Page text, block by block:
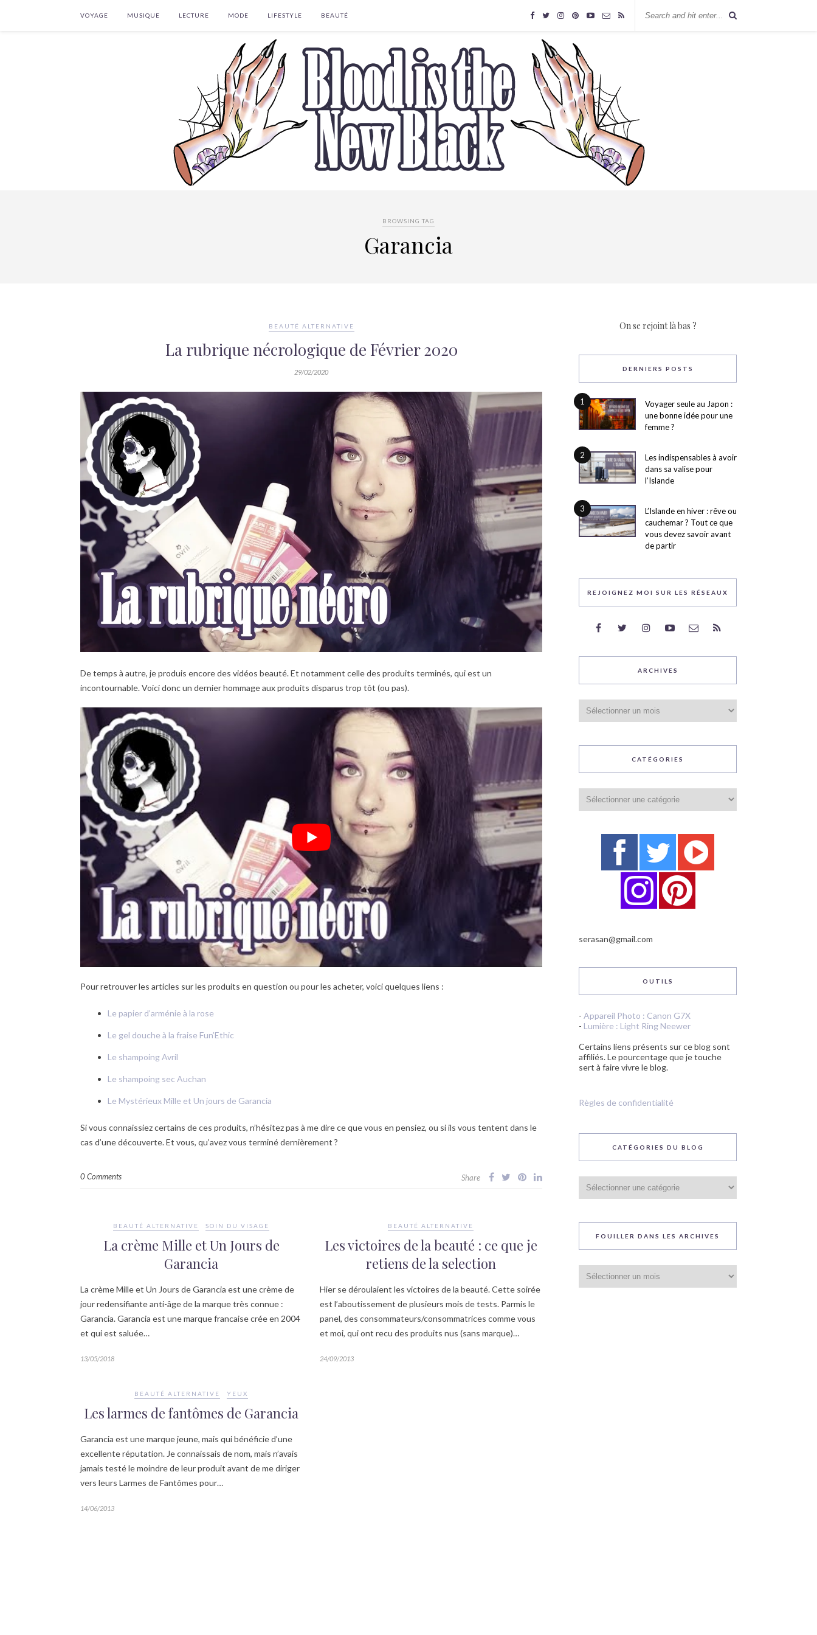
VOYAGE MUSIQUE LECTURE MODE LIFESTYLE BEAUTÉ
BROWSING TAG
Garancia
BEAUTÉ ALTERNATIVE
La rubrique nécrologique de Février 2020
29/02/2020
De temps à autre, je produis encore des vidéos beauté. Et notamment celle des produits terminés, qui est un
incontournable. Voici donc un dernier hommage aux produits disparus trop tôt (ou pas).
Pour retrouver les articles sur les produits en question ou pour les acheter, voici quelques liens :
Le papier d’arménie à la rose
Le gel douche à la fraise Fun’Ethic
Le shampoing Avril
Le shampoing sec Auchan
Le Mystérieux Mille et Un jours de Garancia
Si vous connaissiez certains de ces produits, n’hésitez pas à me dire ce que vous en pensiez, ou si ils vous tentent dans le
cas d’une découverte. Et vous, qu’avez vous terminé dernièrement ?
0 Comments Share
BEAUTÉ ALTERNATIVE SOIN DU VISAGE
La crème Mille et Un Jours de
Garancia
La crème Mille et Un Jours de Garancia est une crème de
jour redensifiante anti-âge de la marque très connue :
Garancia. Garancia est une marque francaise crée en 2004
et qui est saluée…
13/05/2018
BEAUTÉ ALTERNATIVE
Les victoires de la beauté : ce que je
retiens de la selection
Hier se déroulaient les victoires de la beauté. Cette soirée
est l’aboutissement de plusieurs mois de tests. Parmis le
panel, des consommateurs/consommatrices comme vous
et moi, qui ont recu des produits nus (sans marque)…
24/09/2013
BEAUTÉ ALTERNATIVE YEUX
Les larmes de fantômes de Garancia
Garancia est une marque jeune, mais qui bénéficie d’une
excellente réputation. Je connaissais de nom, mais n’avais
jamais testé le moindre de leur produit avant de me diriger
vers leurs Larmes de Fantômes pour…
14/06/2013
On se rejoint là bas ?
DERNIERS POSTS
1
Voyager seule au Japon :
une bonne idée pour une
femme ?
2
Les indispensables à avoir
dans sa valise pour
l’Islande
3
L’Islande en hiver : rêve ou
cauchemar ? Tout ce que
vous devez savoir avant
de partir
REJOIGNEZ MOI SUR LES RÉSEAUX
ARCHIVES
CATÉGORIES
serasan@gmail.com
OUTILS
- Appareil Photo : Canon G7X
- Lumière : Light Ring Neewer
Certains liens présents sur ce blog sont
affiliés. Le pourcentage que je touche
sert à faire vivre le blog.
Règles de confidentialité
CATÉGORIES DU BLOG
du
blog
FOUILLER DANS LES ARCHIVES
dans
les